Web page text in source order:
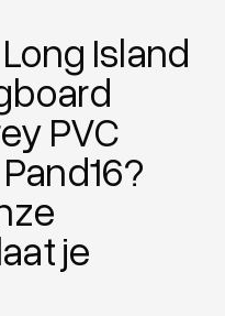
Island
PVC
je